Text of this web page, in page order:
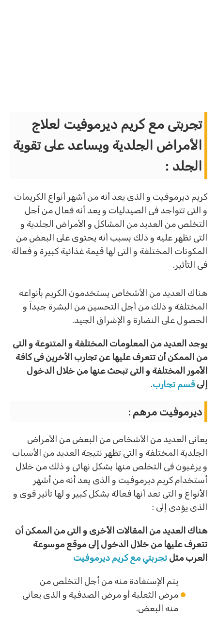
تجربتى مع كريم ديرموفيت لعلاج
الأمراض الجلدية ويساعد على تقوية
الجلد :
كريم ديرموفيت و الذى يعد أنه من أشهر أنواع الكريمات
و التى تتواجد فى الصيدليات و يعد أنه فعال من أجل
التخلص من العديد من المشاكل و الأمراض الجلدية و
التى تظهر عليه و ذلك بسبب أنه يحتوى على البعض من
المكونات المختلفة و التى لها قيمة غذائية كبيرة و فعالة
فى التأثير.
هناك العديد من الأشخاص يستخدمون الكريم بأنواعه
المختلفة و ذلك من أجل التحسين من البشرة جيداً و
الحصول على النضارة و الإشراق الجيد.
يوجد العديد من المعلومات المختلفة و المتنوعة و التى
من الممكن أن تتعرف عليها عن تجارب الأخرين فى كافة
الأمور المختلفة و التى تبحث عنها من خلال الدخول
إلى قسم تجارب.
ديرموفيت مرهم :
يعانى العديد من الأشخاص من البعض من الأمراض
الجلدية المختلفة و التى تظهر نتيجة العديد من الأسباب
و يرغبون فى التخلص منها بشكل نهائى و ذلك من خلال
أستخدام كريم ديرموفيت و الذى يعد أنه من أشهر
الأنواع و التى تعد أنها فعالة بشكل كبير و لها تأثير قوى و
الذى يؤدى إلى :
هناك العديد من المقالات الأخرى و التى من الممكن أن
تتعرف عليها من خلال الدخول إلى موقع موسوعة
العربمثل تجربتي مع كريم ديرموفيت
يتم الإستفادة منه من أجل التخلص من
مرض الثعلبة أو مرض الصدفية و الذى يعانى
منه البعض.